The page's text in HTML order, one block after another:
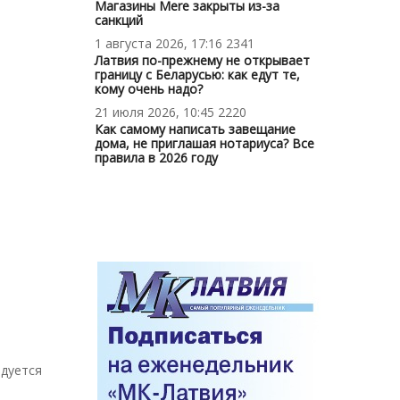
Магазины Mere закрыты из-за
санкций
1 августа 2026, 17:16 2341
Латвия по-прежнему не открывает
границу с Беларусью: как едут те,
кому очень надо?
21 июля 2026, 10:45 2220
Как самому написать завещание
дома, не приглашая нотариуса? Все
правила в 2026 году